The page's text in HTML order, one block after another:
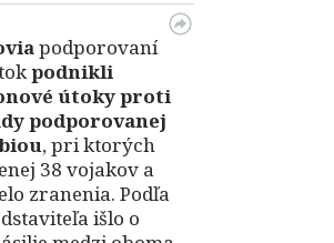
podporovaní
podnikli
útoky proti
podporovanej
, pri ktorých
38 vojakov a
zranenia. Podľa
išlo o